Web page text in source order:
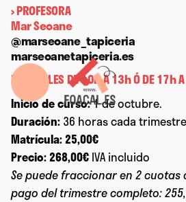
› PROFESORA
Mar Seoane
@marseoane_tapiceria
marseoanetapiceria.es
MIÉRCOLES DE 10h A 13h Ó DE 17h
Inicio de curso:1 de octubre.
Duración: 36 horas cada
Matrícula:25,00€
Precio:268,00€ IVA incluido
Se puede fraccionar en 2 cuotas
pago del trimestre completo: